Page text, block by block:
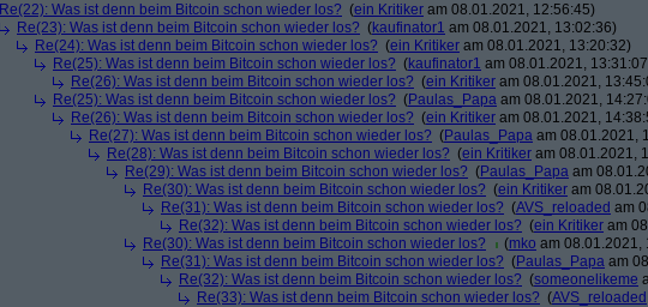
Re(22): Was ist denn beim Bitcoin schon wieder los? (ein Kritiker am 08.01.2021, 12:56:45)
Re(23): Was ist denn beim Bitcoin schon wieder los? (kaufinator1 am 08.01.2021, 13:02:36)
Re(24): Was ist denn beim Bitcoin schon wieder los? (ein Kritiker am 08.01.2021, 13:20:32)
Re(25): Was ist denn beim Bitcoin schon wieder los? (kaufinator1 am 08.01.2021,
Re(26): Was ist denn beim Bitcoin schon wieder los? (ein Kritiker am 08.01.2021,
Re(25): Was ist denn beim Bitcoin schon wieder los? (Paulas_Papa am 08.01.2021,
Re(26): Was ist denn beim Bitcoin schon wieder los? (ein Kritiker am 08.01.2021,
Re(27): Was ist denn beim Bitcoin schon wieder los? (Paulas_Papa am 08.01.2021,
Re(28): Was ist denn beim Bitcoin schon wieder los? (ein Kritiker am 08.01.2021,
Re(29): Was ist denn beim Bitcoin schon wieder los? (Paulas_Papa am
Re(30): Was ist denn beim Bitcoin schon wieder los? (ein Kritiker am
Re(31): Was ist denn beim Bitcoin schon wieder los? (AVS_reloaded am
Re(32): Was ist denn beim Bitcoin schon wieder los? (ein Kritiker am
Re(30): Was ist denn beim Bitcoin schon wieder los?
(mko am 08.01.2021,
Re(31): Was ist denn beim Bitcoin schon wieder los? (Paulas_Papa am
Re(32): Was ist denn beim Bitcoin schon wieder los? (someonelikeme
Re(33): Was ist denn beim Bitcoin schon wieder los? (AVS_reloaded